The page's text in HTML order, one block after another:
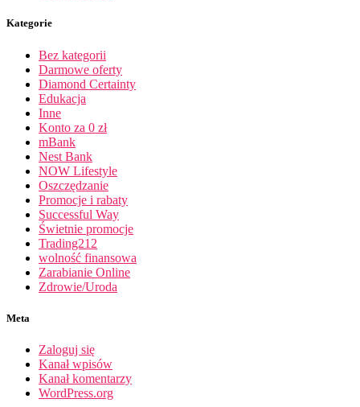
Kategorie
Bez kategorii
Darmowe oferty
Diamond Certainty
Edukacja
Inne
Konto za 0 zł
mBank
Nest Bank
NOW Lifestyle
Oszczędzanie
Promocje i rabaty
Successful Way
Świetnie promocje
Trading212
wolność finansowa
Zarabianie Online
Zdrowie/Uroda
Meta
Zaloguj się
Kanał wpisów
Kanał komentarzy
WordPress.org